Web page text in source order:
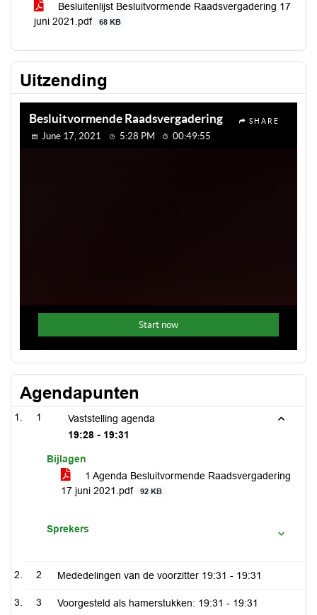
Besluitenlijst Besluitvormende Raadsvergadering 17
juni 2021.pdf
68 KB
Uitzending
Agendapunten
1
Vaststelling agenda
19:28 - 19:31
Bijlagen
1 Agenda Besluitvormende Raadsvergadering
17 juni 2021.pdf
92 KB
Sprekers
2 Mededelingen van de voorzitter 19:31 - 19:31
3 Voorgesteld als hamerstukken: 19:31 - 19:31